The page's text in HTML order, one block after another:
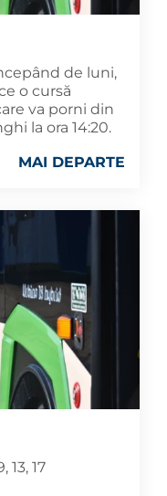
de luni,
o cursă
va porni din
la ora 14:20.
MAI DEPARTE
13, 17